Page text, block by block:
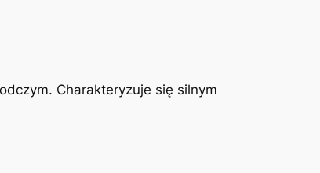
Charakteryzuje się silnym